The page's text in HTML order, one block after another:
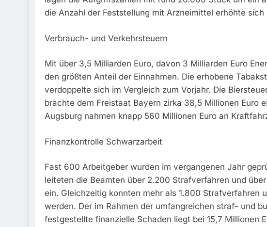
die Anzahl der Feststellung mit Arzneimittel erhöhte
Verbrauch- und Verkehrsteuern
Mit über 3,5 Milliarden Euro, davon 3 Milliarden Euro
den größten Anteil der Einnahmen. Die erhobene
verdoppelte sich im Vergleich zum Vorjahr. Die
brachte dem Freistaat Bayern zirka 38,5 Millionen Euro
Augsburg nahmen knapp 560 Millionen Euro an
Finanzkontrolle Schwarzarbeit
Fast 600 Arbeitgeber wurden im vergangenen Jahr
leiteten die Beamten über 2.200 Strafverfahren und
ein. Gleichzeitig konnten mehr als 1.800 Strafverfahren
werden. Der im Rahmen der umfangreichen straf- und
festgestellte finanzielle Schaden liegt bei 15,7 Millionen